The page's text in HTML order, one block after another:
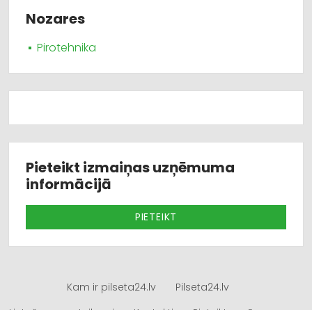
Nozares
Pirotehnika
Pieteikt izmaiņas uzņēmuma
informācijā
PIETEIKT
Kam ir pilseta24.lv
Pilseta24.lv